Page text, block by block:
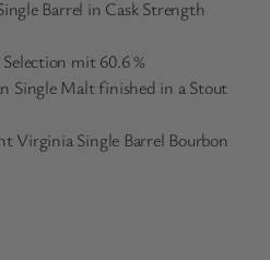
Barrel in Cask Strength
mit 60.6 %
Single Malt finished in a Stout
Virginia Single Barrel Bourbon